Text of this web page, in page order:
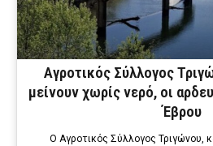
Αγροτικός Σύλλογος
μείνουν χωρίς νερό, οι
Έβρου
Ο Αγροτικός Σύλλογος Τριγώνου,